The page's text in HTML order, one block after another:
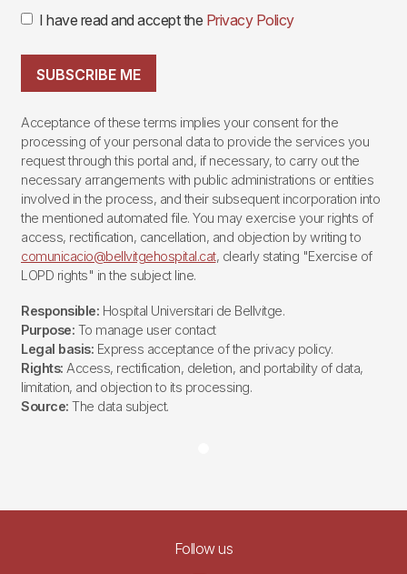
I have read and accept the Privacy Policy
SUBSCRIBE ME
Acceptance of these terms implies your consent for the
processing of your personal data to provide the services you
request through this portal and, if necessary, to carry out the
necessary arrangements with public administrations or entities
involved in the process, and their subsequent incorporation into
the mentioned automated file. You may exercise your rights of
access, rectification, cancellation, and objection by writing to
comunicacio@bellvitgehospital.cat, clearly stating "Exercise of
LOPD rights" in the subject line.
Responsible: Hospital Universitari de Bellvitge.
Purpose: To manage user contact
Legal basis: Express acceptance of the privacy policy.
Rights: Access, rectification, deletion, and portability of data,
limitation, and objection to its processing.
Source: The data subject.
Follow us